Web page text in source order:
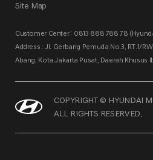
Site Map
Customer Center : 0813 888 788 78
Address : Jl. Gerbang Pemuda No.3, RT.1/
Abang, Kota Jakarta Pusat, Daerah Khusus
COPYRIGHT © HYUNDAI
ALL RIGHTS RESERVED.